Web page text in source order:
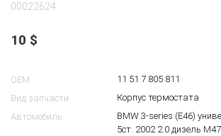
00022624
10 $
OEM
11 51 7 805 811
Вид запчасти
Корпус термостата
Автомобиль
BMW 3-series (E46)
5ст. 2002 2.0 дизель